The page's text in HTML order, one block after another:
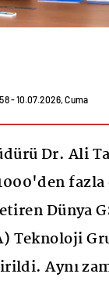
- 10.07.2026, Cuma
Dr. Ali
Dünya
Teknoloji
Aynı